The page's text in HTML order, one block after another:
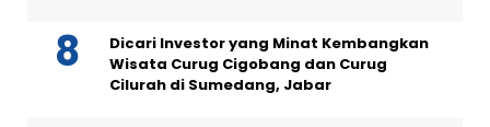
Dicari Investor yang Minat Kembangkan
Wisata Curug Cigobang dan Curug
Cilurah di Sumedang, Jabar